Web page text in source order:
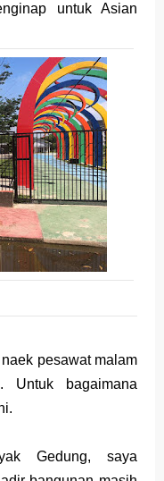
untuk Asian
pesawat malam
bagaimana
Gedung, saya